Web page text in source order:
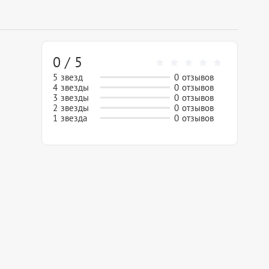
0 / 5
5 звезд
0 отзывов
4 звезды
0 отзывов
3 звезды
0 отзывов
2 звезды
0 отзывов
1 звезда
0 отзывов